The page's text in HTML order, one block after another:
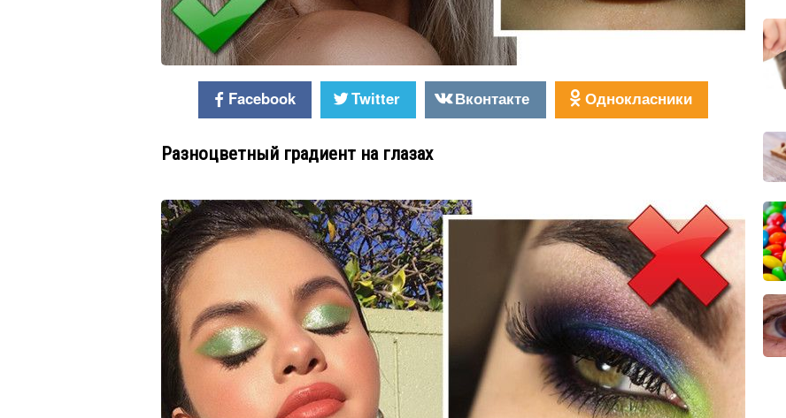
Facebook Twitter Вконтакте Однокласники
Разноцветный градиент на глазах